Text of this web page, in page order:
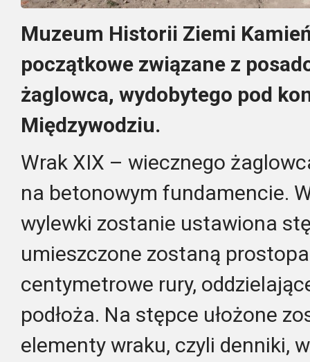
Muzeum Historii Ziemi
początkowe związane z
żaglowca, wydobytego pod
Międzywodziu.
Wrak XIX – wiecznego
na betonowym fundamencie.
wylewki zostanie ustawiona
umieszczone zostaną
centymetrowe rury,
podłoża. Na stępce ułożone
elementy wraku, czyli denniki,